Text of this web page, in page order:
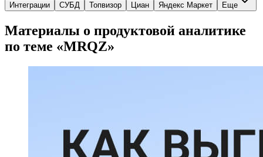
Интеграции СУБД Топвизор Циан Яндекс Маркет Еще
Материалы о продуктовой аналитике
по теме «MRQZ»